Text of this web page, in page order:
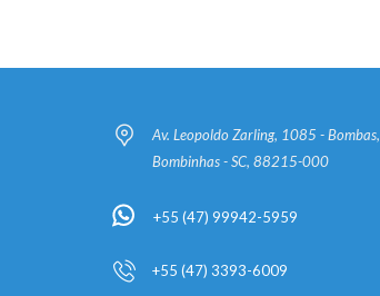
Av. Leopoldo Zarling, 1085 - Bombas,
Bombinhas - SC, 88215-000
+55 (47) 99942-5959
+55 (47) 3393-6009